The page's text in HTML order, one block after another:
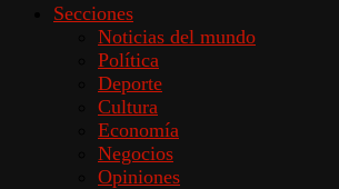
Secciones
Noticias del mundo
Política
Deporte
Cultura
Economía
Negocios
Opiniones